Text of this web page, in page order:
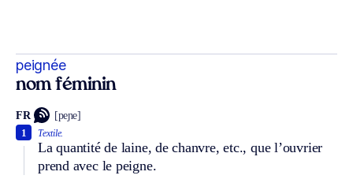
peignée
nom féminin
FR [peɲe]
Textile.
La quantité de laine, de chanvre, etc., que l’ouvrier
prend avec le peigne.
1